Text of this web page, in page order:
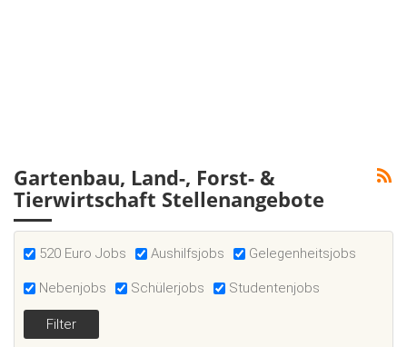
Gartenbau, Land-, Forst- &
Tierwirtschaft Stellenangebote
520 Euro Jobs Aushilfsjobs Gelegenheitsjobs
Nebenjobs Schülerjobs Studentenjobs